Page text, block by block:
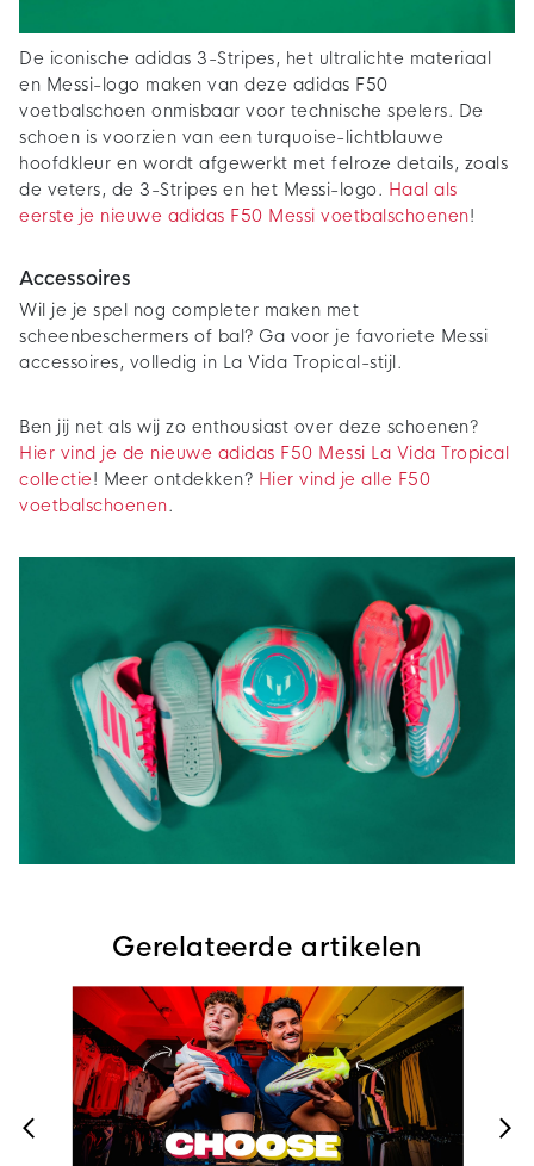
De iconische adidas 3-Stripes, het ultralichte materiaal
en Messi-logo maken van deze adidas F50
voetbalschoen onmisbaar voor technische spelers. De
schoen is voorzien van een turquoise-lichtblauwe
hoofdkleur en wordt afgewerkt met felroze details, zoals
de veters, de 3-Stripes en het Messi-logo. Haal als
eerste je nieuwe adidas F50 Messi voetbalschoenen!
Accessoires
Wil je je spel nog completer maken met
scheenbeschermers of bal? Ga voor je favoriete Messi
accessoires, volledig in La Vida Tropical-stijl.
Ben jij net als wij zo enthousiast over deze schoenen?
Hier vind je de nieuwe adidas F50 Messi La Vida Tropical
collectie! Meer ontdekken? Hier vind je alle F50
voetbalschoenen.
Gerelateerde artikelen